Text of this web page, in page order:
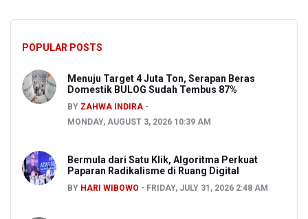
POPULAR POSTS
Menuju Target 4 Juta Ton, Serapan Beras
Domestik BULOG Sudah Tembus 87%
BY ZAHWA INDIRA
MONDAY, AUGUST 3, 2026 10:39 AM
Bermula dari Satu Klik, Algoritma Perkuat
Paparan Radikalisme di Ruang Digital
BY HARI WIBOWO FRIDAY, JULY 31, 2026 2:48 AM